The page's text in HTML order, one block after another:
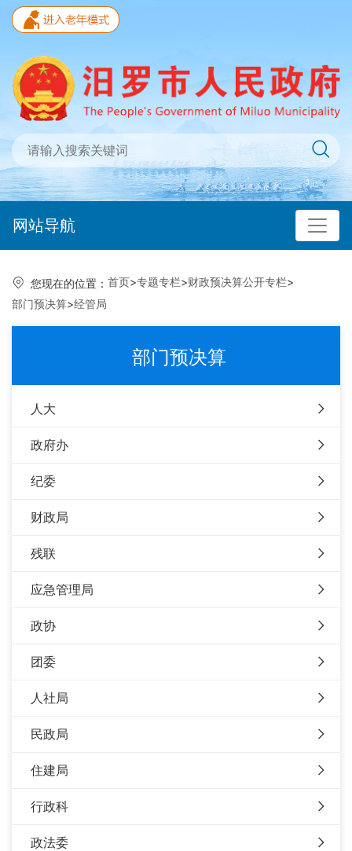
网站导航
您现在的位置： 首页>专题专栏>财政预决算公开专栏>
部门预决算>经管局
部门预决算
人大
政府办
纪委
财政局
残联
应急管理局
政协
团委
人社局
民政局
住建局
行政科
政法委